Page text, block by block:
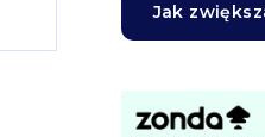
Jak